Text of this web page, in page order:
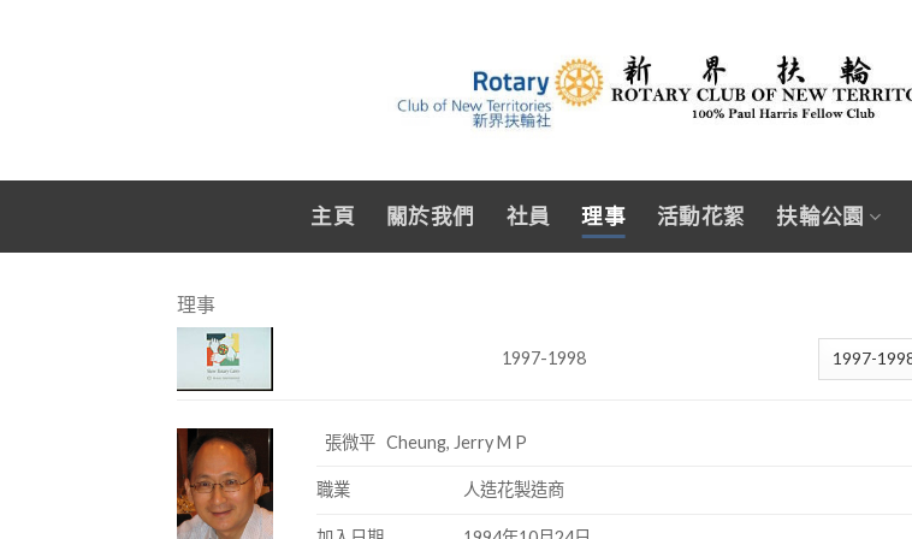
主頁 關於我們 社員 理事 活動花絮 扶輪公園
理事
1997-1998
張微平 Cheung, Jerry M P
職業 人造花製造商